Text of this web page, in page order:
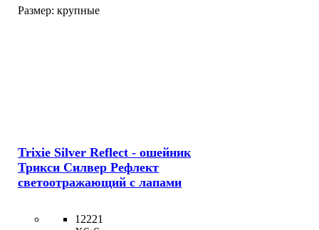
Размер: крупные
Trixie Silver Reflect - ошейник
Трикси Силвер Рефлект
светоотражающий с лапами
12221